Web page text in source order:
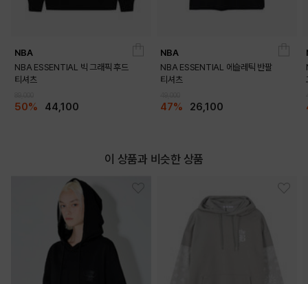
NBA
NBA ESSENTIAL 빅 그래픽 후드
티셔츠
50% 44,100
NBA
NBA ESSENTIAL 에슬레틱 반팔
티셔츠
47% 26,100
이 상품과 비슷한 상품